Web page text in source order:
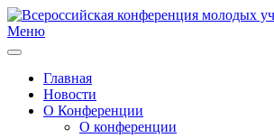
Меню
Главная
Новости
О Конференции
О конференции